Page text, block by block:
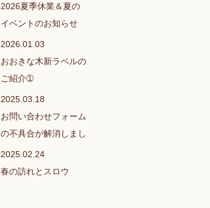
2026夏季休業＆夏の
イベントのお知らせ
2026.01.03
おおきな木新ラベルの
ご紹介➀
2025.03.18
お問い合わせフォーム
の不具合が解消しまし
た❣
2025.02.24
春の訪れとスロウ